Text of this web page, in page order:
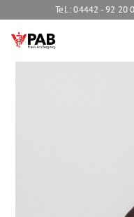
Tel.: 04442 - 92 20